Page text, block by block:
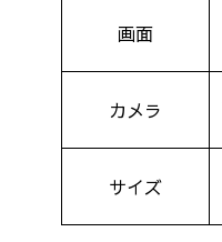
画面
カメラ
サイズ